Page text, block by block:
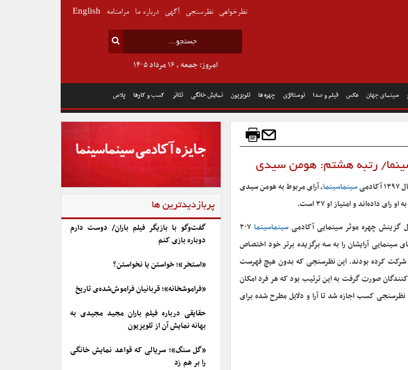
سینمای جهان عکس فیلم و صدا نوستالژی چهره ها تلویزیون نمایش خانگی تئاتر کسب و کارها پلاس
امروز: جمعه , ۱۶ مرداد ۱۴۰۵
نظرخواهی نظرسنجی آگهی درباره ما مرامنامه English
سینماسینما، آرای مربوط به هومن سیدی
گزینش چهره موثر سینمایی آکادمی سینماسینما ۲۰۷
سینمایی آرایشان را به سه برگزیده برتر خود اختصاص
سال گذشته در این نظرسنجی ۱۷۰ نفر شرکت کرده بودند. این نظرسنجی که بدون هیچ فهرست
صورت گرفت به این ترتیب بود که هر فرد امکان
کسب اجازه شد تا آرا و دلایل مطرح شده برای
پربازدیدترین ها
گفت‌وگو با بازیگر فیلم باران/ دوست دارم
دوباره بازی کنم
«استخر»؛ خواستن یا نخواستن؟
«فراموشخانه»؛ قربانیان فراموش‌شده‌ی تاریخ
حقایقی درباره فیلم باران مجید مجیدی به
بهانه نمایش آن از تلویزیون
«گل سنگ»؛ سریالی که قواعد نمایش خانگی
را بر هم زد